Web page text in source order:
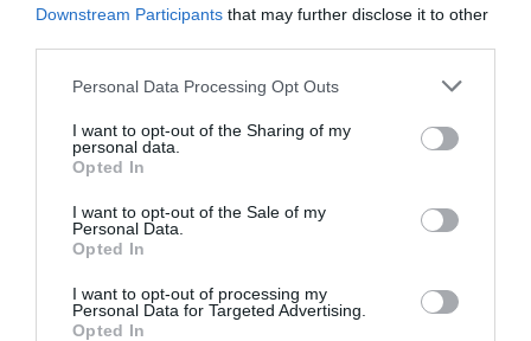
Downstream Participants that may further disclose it to other
Please note that this website/app uses one or more Google
not limited to your visit or usage behaviour. You may click to
grant or deny consent to Google and its third-party tags to
use your data for below specified purposes in below Google
consent section.
Personal Data Processing Opt Outs
I want to opt-out of the Sharing of my
personal data.
Opted In
I want to opt-out of the Sale of my
Personal Data.
Opted In
I want to opt-out of processing my
Personal Data for Targeted Advertising.
Opted In
Montecitorio: palo clamoroso del Pd